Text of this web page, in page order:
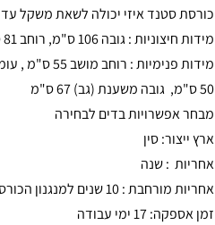
כורסת סטנד איזי יכולה לשאת משקל עד 150 ק”ג
מידות חיצוניות : גובה 106 ס"מ, רוחב 81 ס"מ, עומק 84 ס"מ
50 ס"מ, גובה משענת (גב) 67 ס"מ
מבחר אפשרויות בדים לבחירה
ארץ ייצור: סין
אחריות : שנה
אחריות מורחבת : 10 שנים למנגנון הכורסא
זמן אספקה: 17 ימי עבודה